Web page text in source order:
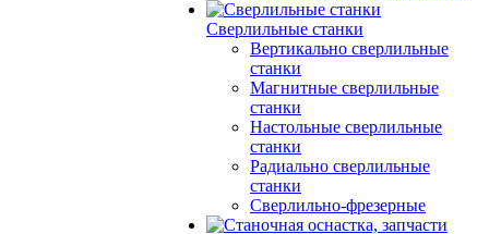
Сверлильные станки
Вертикально сверлильные
станки
Магнитные сверлильные
станки
Настольные сверлильные
станки
Радиально сверлильные
станки
Сверлильно-фрезерные